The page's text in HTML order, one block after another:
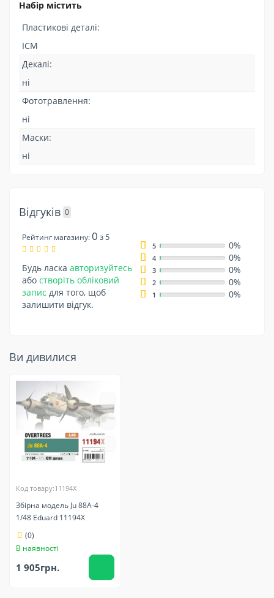
Набір містить
Пластикові деталі:
ICM
Декалі:
ні
Фототравлення:
ні
Маски:
ні
Відгуків 0
Рейтинг магазину:0 з 5
Будь ласка авторизуйтесь
або створіть обліковий
запис для того, щоб
залишити відгук.
5 0%
4 0%
3 0%
2 0%
1 0%
Ви дивилися
Код товару:11194X
Збірна модель Ju 88A-4
1/48 Eduard 11194X
(0)
В наявності
1 905грн.